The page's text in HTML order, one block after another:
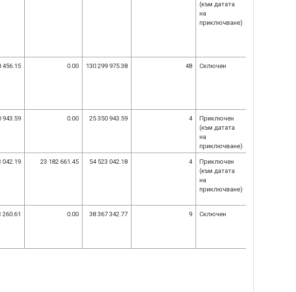
(към датата
на
приключване)
456.15 0.00 130 299 975.38 48 Сключен
943.59 0.00 25 350 943.59 4
Приключен
(към датата
на
приключване)
042.19 23 182 661.45 54 523 042.18 4
Приключен
(към датата
на
приключване)
260.61 0.00 38 367 342.77 9 Сключен